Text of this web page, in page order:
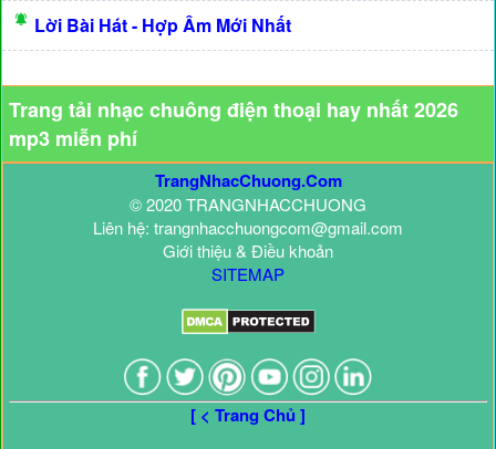
Lời Bài Hát - Hợp Âm Mới Nhất
Trang tải nhạc chuông điện thoại hay nhất 2026
mp3 miễn phí
TrangNhacChuong.Com
© 2020 TRANGNHACCHUONG
Liên hệ: trangnhacchuongcom@gmail.com
Giới thiệu & Điều khoản
SITEMAP
[ < Trang Chủ ]